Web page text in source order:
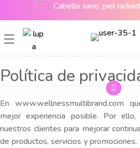
CABELLO SANO, PIEL RADIANTE Y
Política de
En www.wellnessmultibrand.com
mejor experiencia posible. Por
nuestros clientes para mejorar
de productos, servicios y